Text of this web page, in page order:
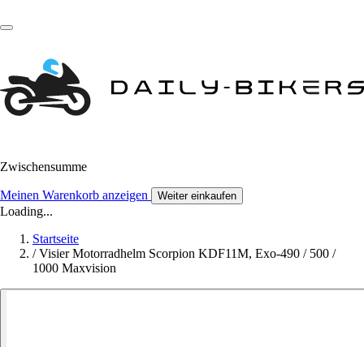
Zwischensumme
Meinen Warenkorb anzeigen Weiter einkaufen
Loading...
Startseite
/ Visier Motorradhelm Scorpion KDF11M, Exo-490 / 500 /
1000 Maxvision